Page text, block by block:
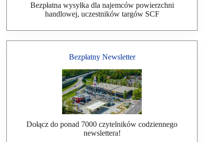
Bezpłatna wysyłka dla najemców powierzchni
handlowej, uczestników targów SCF
Bezpłatny Newsletter
Dołącz do ponad 7000 czytelników codziennego
newslettera!